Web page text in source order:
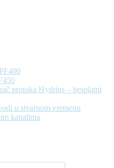
protoka Hydrins – besplatni
u stvarnom vremenu
kanalima